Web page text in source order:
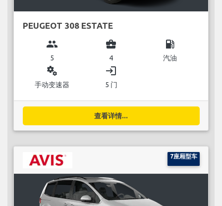
PEUGEOT 308 ESTATE
group
5
business_center
4
local_gas_station
汽油
miscellaneous_services
手动变速器
login
5 门
查看详情...
7座厢型车